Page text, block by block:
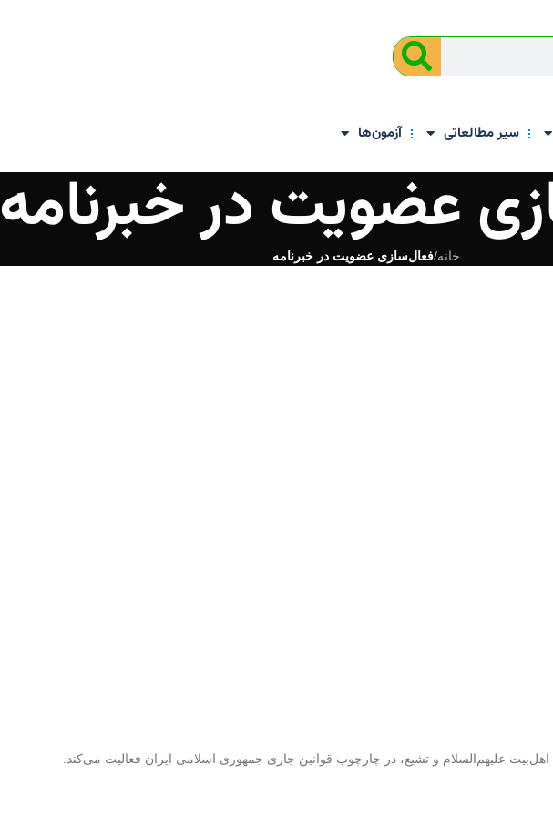
سیر مطالعاتی آزمون‌ها
عضویت در خبرنامه
خانه/فعال‌سازی عضویت در خبرنامه
اهل‌بیت علیهم‌السلام و تشیع، در چارچوب قوانین جاری جمهوری اسلامی ایران فعالیت می‌کند.